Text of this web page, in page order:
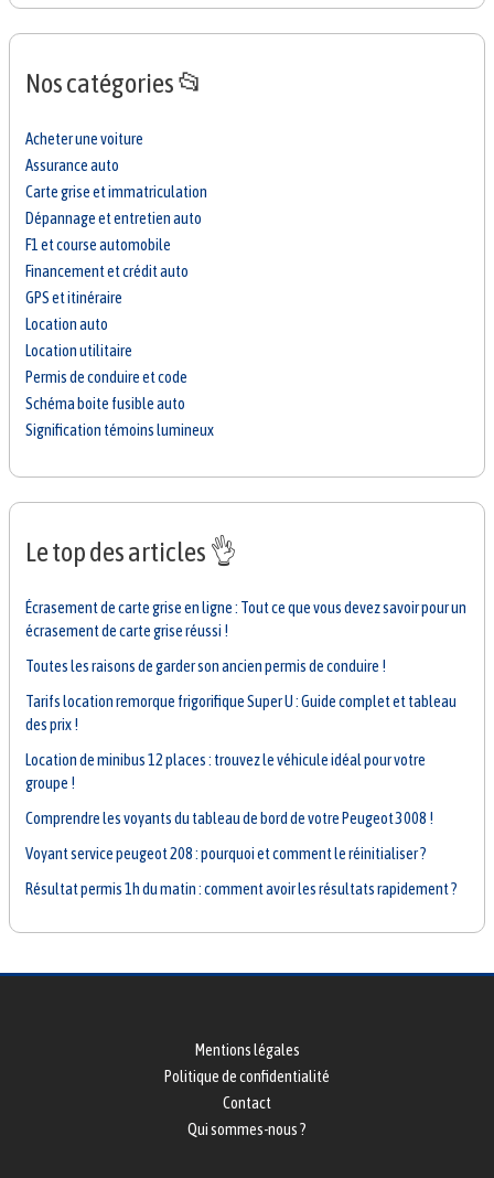
Nos catégories 📂
Acheter une voiture
Assurance auto
Carte grise et immatriculation
Dépannage et entretien auto
F1 et course automobile
Financement et crédit auto
GPS et itinéraire
Location auto
Location utilitaire
Permis de conduire et code
Schéma boite fusible auto
Signification témoins lumineux
Le top des articles 👌
Écrasement de carte grise en ligne : Tout ce que vous devez savoir pour un
écrasement de carte grise réussi !
Toutes les raisons de garder son ancien permis de conduire !
Tarifs location remorque frigorifique Super U : Guide complet et tableau
des prix !
Location de minibus 12 places : trouvez le véhicule idéal pour votre
groupe !
Comprendre les voyants du tableau de bord de votre Peugeot 3008 !
Voyant service peugeot 208 : pourquoi et comment le réinitialiser ?
Résultat permis 1h du matin : comment avoir les résultats rapidement ?
Mentions légales
Politique de confidentialité
Contact
Qui sommes-nous ?